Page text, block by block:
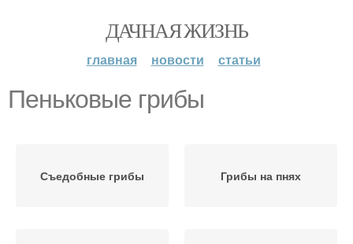
ДАЧНАЯ ЖИЗНЬ
главная новости статьи
Пеньковые грибы
Съедобные грибы Грибы на пнях